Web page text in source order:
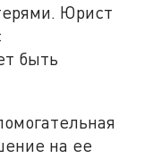
Юрист
быть
на ее